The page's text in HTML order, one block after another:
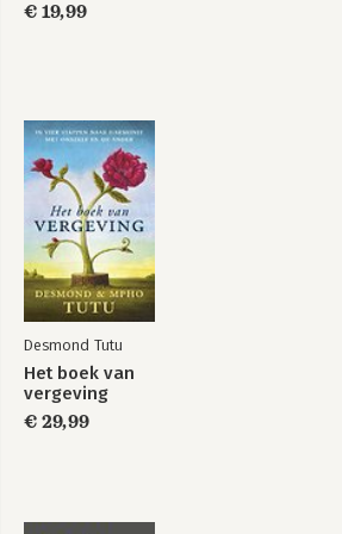
€ 19,99
Desmond Tutu
Het boek van
vergeving
€ 29,99